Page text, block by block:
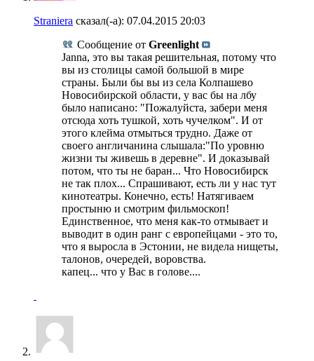
Straniera сказал(-а): 07.04.2015 20:03
Сообщение от Greenlight
Janna, это вы такая решительная, потому что
вы из столицы самой большой в мире
страны. Были бы вы из села Колпашево
Новосибирской области, у вас бы на лбу
было написано: "Пожалуйста, забери меня
отсюда хоть тушкой, хоть чучелком". И от
этого клейма отмыться трудно. Даже от
своего англичанина слышала:"По уровню
жизни ты живешь в деревне". И доказывай
потом, что ты не баран... Что Новосибирск
не так плох... Спрашивают, есть ли у нас тут
кинотеатры. Конечно, есть! Натягиваем
простыню и смотрим фильмоскоп!
Единственное, что меня как-то отмывает и
выводит в один ранг с европейцами - это то,
что я выросла в Эстонии, не видела нищеты,
талонов, очередей, воровства.
капец... что у Вас в голове....